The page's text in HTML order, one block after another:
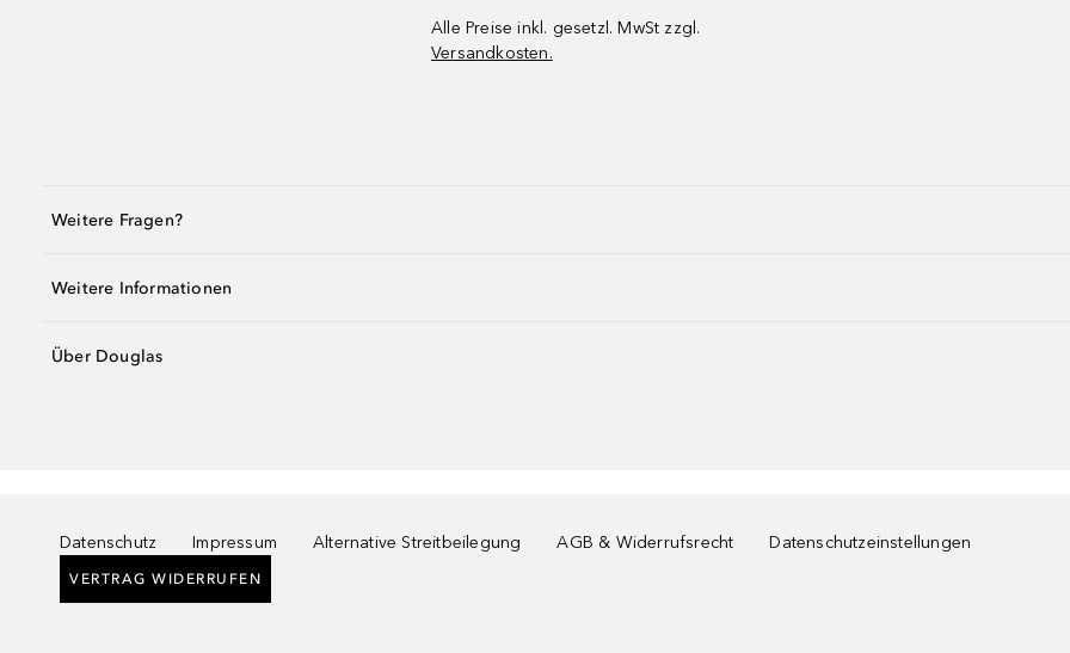
Alle Preise inkl. gesetzl. MwSt zzgl.
Versandkosten.
Weitere Fragen?
Weitere Informationen
Über Douglas
Datenschutz Impressum Alternative Streitbeilegung AGB & Widerrufsrecht Datenschutzeinstellungen
VERTRAG WIDERRUFEN